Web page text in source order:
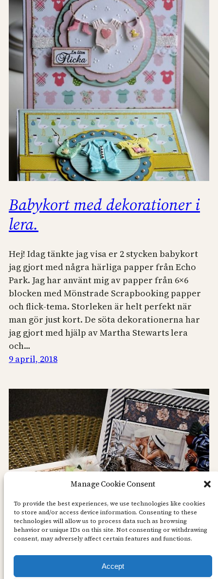
Manage Cookie Consent
To provide the best experiences, we use technologies like cookies
to store and/or access device information. Consenting to these
technologies will allow us to process data such as browsing
behavior or unique IDs on this site. Not consenting or withdrawing
consent, may adversely affect certain features and functions.
Accept
Babykort med dekorationer i
lera.
Hej! Idag tänkte jag visa er 2 stycken babykort
jag gjort med några härliga papper från Echo
Park. Jag har använt mig av papper från 6×6
blocken med Mönstrade Scrapbooking papper
och flick-tema. Storleken är helt perfekt när
man gör just kort. De söta dekorationerna har
jag gjort med hjälp av Martha Stewarts lera
och…
9 april, 2018